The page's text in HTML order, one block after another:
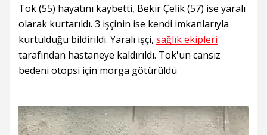
Tok (55) hayatını kaybetti, Bekir Çelik (57) ise yaralı
olarak kurtarıldı. 3 işçinin ise kendi imkanlarıyla
kurtulduğu bildirildi. Yaralı işçi, sağlık ekipleri
tarafından hastaneye kaldırıldı. Tok'un cansız
bedeni otopsi için morga götürüldü